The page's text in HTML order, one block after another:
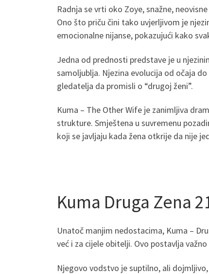
Radnja se vrti oko Zoye, snažne,
Ono što priču čini tako uvjerljivom je
emocionalne nijanse, pokazujući kako
Jedna od prednosti predstave je u
samoljublja. Njezina evolucija od očaja
gledatelja da promisli o “drugoj ženi”.
Kuma – The Other Wife je zanimljiva
strukture. Smještena u suvremenu
koji se javljaju kada žena otkrije da nije
Kuma Druga Zena
Unatoč manjim nedostacima, Kuma –
već i za cijele obitelji. Ovo postavlja
Njegovo vodstvo je suptilno, ali